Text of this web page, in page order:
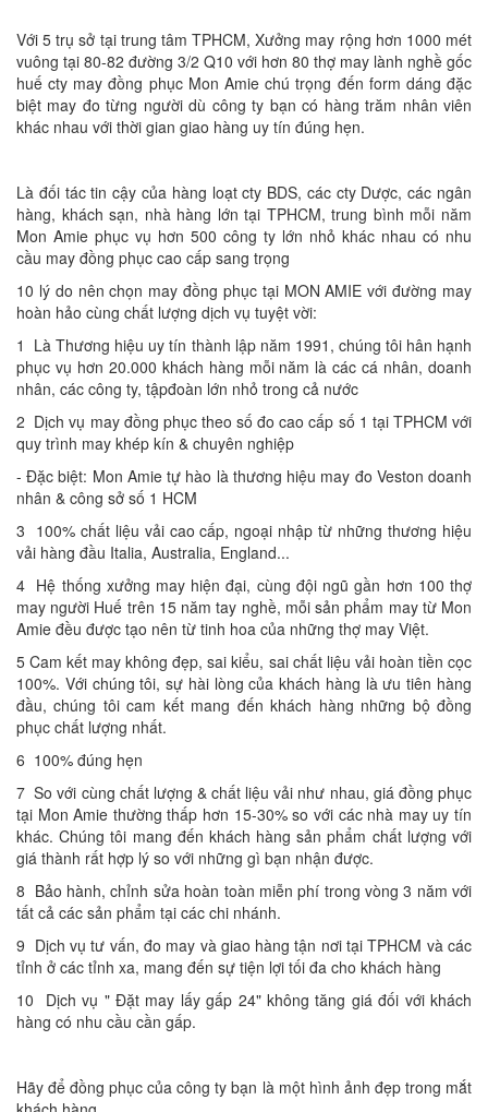
Với 5 trụ sở tại trung tâm TPHCM, Xưởng may rộng hơn 1000 mét
vuông tại 80-82 đường 3/2 Q10 với hơn 80 thợ may lành nghề gốc
huế cty may đồng phục Mon Amie chú trọng đến form dáng đặc
biệt may đo từng người dù công ty bạn có hàng trăm nhân viên
khác nhau với thời gian giao hàng uy tín đúng hẹn.
Là đối tác tin cậy của hàng loạt cty BDS, các cty Dược, các ngân
hàng, khách sạn, nhà hàng lớn tại TPHCM, trung bình mỗi năm
Mon Amie phục vụ hơn 500 công ty lớn nhỏ khác nhau có nhu
cầu may đồng phục cao cấp sang trọng
10 lý do nên chọn may đồng phục tại MON AMIE với đường may
hoàn hảo cùng chất lượng dịch vụ tuyệt vời:
1 Là Thương hiệu uy tín thành lập năm 1991, chúng tôi hân hạnh
phục vụ hơn 20.000 khách hàng mỗi năm là các cá nhân, doanh
nhân, các công ty, tậpđoàn lớn nhỏ trong cả nước
2 Dịch vụ may đồng phục theo số đo cao cấp số 1 tại TPHCM với
quy trình may khép kín & chuyên nghiệp
- Đặc biệt: Mon Amie tự hào là thương hiệu may đo Veston doanh
nhân & công sở số 1 HCM
3 100% chất liệu vải cao cấp, ngoại nhập từ những thương hiệu
vải hàng đầu Italia, Australia, England...
4 Hệ thống xưởng may hiện đại, cùng đội ngũ gần hơn 100 thợ
may người Huế trên 15 năm tay nghề, mỗi sản phẩm may từ Mon
Amie đều được tạo nên từ tinh hoa của những thợ may Việt.
5 Cam kết may không đẹp, sai kiểu, sai chất liệu vải hoàn tiền cọc
100%. Với chúng tôi, sự hài lòng của khách hàng là ưu tiên hàng
đầu, chúng tôi cam kết mang đến khách hàng những bộ đồng
phục chất lượng nhất.
6 100% đúng hẹn
7 So với cùng chất lượng & chất liệu vải như nhau, giá đồng phục
tại Mon Amie thường thấp hơn 15-30% so với các nhà may uy tín
khác. Chúng tôi mang đến khách hàng sản phẩm chất lượng với
giá thành rất hợp lý so với những gì bạn nhận được.
8 Bảo hành, chỉnh sửa hoàn toàn miễn phí trong vòng 3 năm với
tất cả các sản phẩm tại các chi nhánh.
9 Dịch vụ tư vấn, đo may và giao hàng tận nơi tại TPHCM và các
tỉnh ở các tỉnh xa, mang đến sự tiện lợi tối đa cho khách hàng
10 Dịch vụ " Đặt may lấy gấp 24" không tăng giá đối với khách
hàng có nhu cầu cần gấp.
Hãy để đồng phục của công ty bạn là một hình ảnh đẹp trong mắt